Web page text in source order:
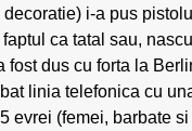
i-a pus
ca tatal sau,
fost dus cu forta la
linia telefonica cu
evrei (femei, barbate